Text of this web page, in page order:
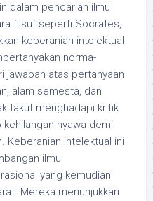
dalam pencarian ilmu
filsuf seperti Socrates,
keberanian intelektual
norma-
jawaban atas pertanyaan
alam semesta, dan
takut menghadapi kritik
nyawa demi
Keberanian intelektual ini
ilmu
yang kemudian
Mereka menunjukkan